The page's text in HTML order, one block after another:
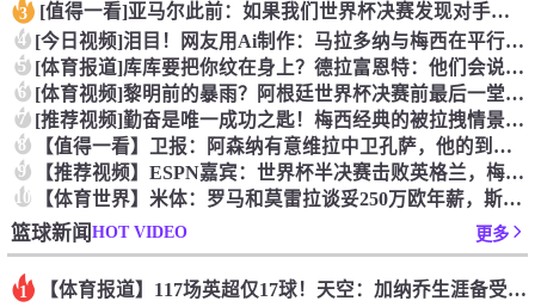
3 [值得一看]亚马尔此前：如果我们世界杯决赛发现对手是中国队，
4 [今日视频]泪目！网友用Ai制作：马拉多纳与梅西在平行世界的
5 [体育报道]库库要把你纹在身上？德拉富恩特：他们会说到做到，
6 [体育视频]黎明前的暴雨？阿根廷世界杯决赛前最后一堂训练课直
7 [推荐视频]勤奋是唯一成功之匙！梅西经典的被拉拽情景专项训练
8 【值得一看】卫报：阿森纳有意维拉中卫孔萨，他的到来能给萨利巴
9 【推荐视频】ESPN嘉宾：世界杯半决赛击败英格兰，梅西无进球
10 【体育世界】米体：罗马和莫雷拉谈妥250万欧年薪，斯特拉斯堡
篮球新闻HOT VIDEO 更多
1 【体育报道】117场英超仅17球！天空：加纳乔生涯备受质疑，